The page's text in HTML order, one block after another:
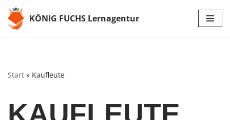
Zum
KÖNIG FUCHS Lernagentur
Start » Kaufleute